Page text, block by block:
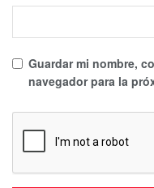
Guardar mi nombre,
navegador para la